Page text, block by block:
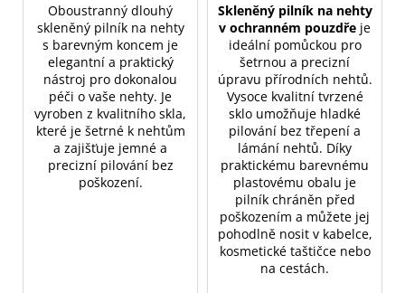
Oboustranný dlouhý
skleněný pilník na nehty
s barevným koncem je
elegantní a praktický
nástroj pro dokonalou
péči o vaše nehty. Je
vyroben z kvalitního skla,
které je šetrné k nehtům
a zajišťuje jemné a
precizní pilování bez
poškození.
Skleněný pilník na nehty
v ochranném pouzdře je
ideální pomůckou pro
šetrnou a precizní
úpravu přírodních nehtů.
Vysoce kvalitní tvrzené
sklo umožňuje hladké
pilování bez třepení a
lámání nehtů. Díky
praktickému barevnému
plastovému obalu je
pilník chráněn před
poškozením a můžete jej
pohodlně nosit v kabelce,
kosmetické taštičce nebo
na cestách.